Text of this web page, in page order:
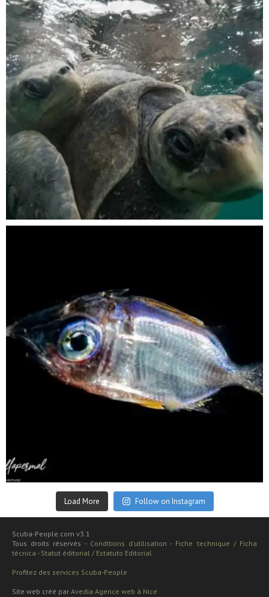
Sep 24
Load More Follow on Instagram
Scuba-People.com v3.1
Tous droits réservés - Conditions d'utilisation - Fiche technique / Ficha
técnica - Statut éditorial / Estatuto Editorial
Profitez des services Scuba-People
Site web créé par Avedia Agence web à Nice